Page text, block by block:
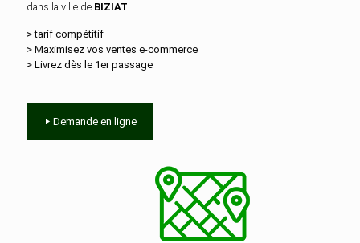
dans la ville de BIZIAT
> tarif compétitif
> Maximisez vos ventes e‑commerce
> Livrez dès le 1er passage
Demande en ligne